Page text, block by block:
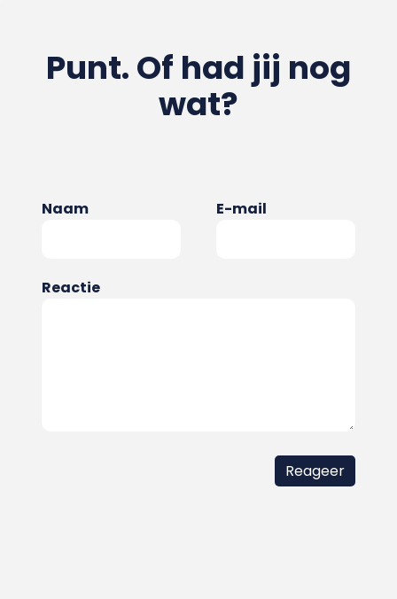
Punt. Of had jij nog
wat?
Naam E-mail
Reactie